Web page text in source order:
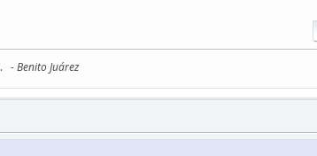
- Benito Juárez